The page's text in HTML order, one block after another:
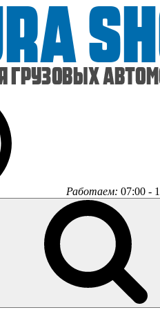
Работаем: 07:00 -